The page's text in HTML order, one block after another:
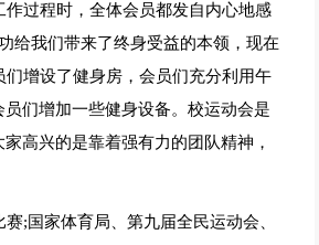
过程时，全体会员都发自内心地感
给我们带来了终身受益的本领，现在
增设了健身房，会员们充分利用午
们增加一些健身设备。校运动会是
高兴的是靠着强有力的团队精神，
;国家体育局、第九届全民运动会、